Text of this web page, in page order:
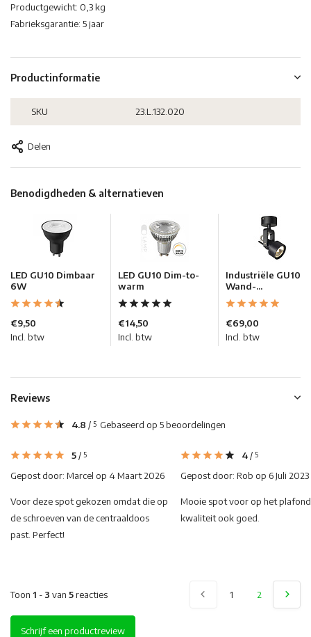
Productgewicht: 0,3 kg
Fabrieksgarantie: 5 jaar
Productinformatie
SKU 23.L.132.020
Delen
Benodigdheden & alternatieven
LED GU10 Dimbaar
6W
€9,50
Incl. btw
LED GU10 Dim-to-
warm
€14,50
Incl. btw
Industriële GU10
Wand-...
€69,00
Incl. btw
Reviews
4.8 / 5 Gebaseerd op 5 beoordelingen
5/ 5
Gepost door: Marcel op 4 Maart 2026
Voor deze spot gekozen omdat die op
de schroeven van de centraaldoos
past. Perfect!
4/ 5
Gepost door: Rob op 6 Juli 2023
Mooie spot voor op het
kwaliteit ook goed.
Toon 1 - 3 van 5reacties 1 2
Schrijf een productreview